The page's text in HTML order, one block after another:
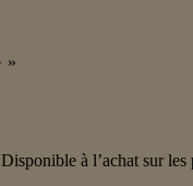
»
à l’achat sur